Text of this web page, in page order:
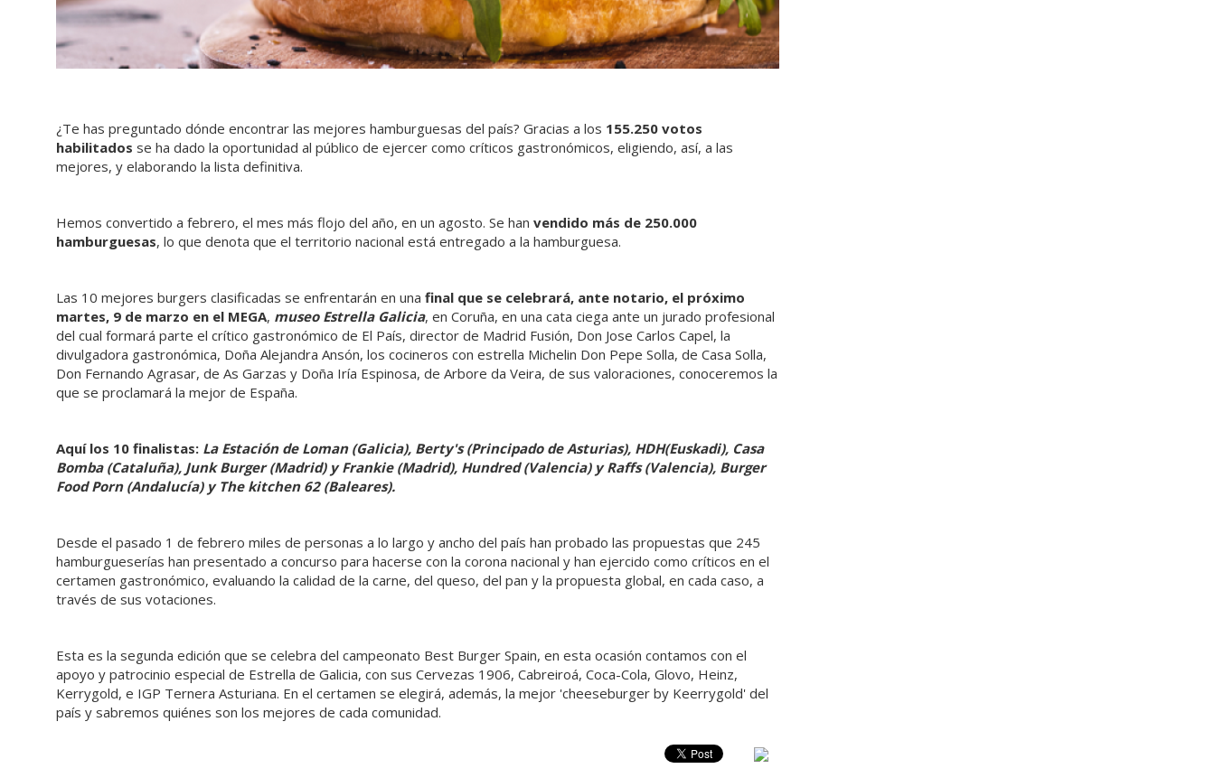
¿Te has preguntado dónde encontrar las mejores hamburguesas del país? Gracias a los 155.250 votos
habilitados se ha dado la oportunidad al público de ejercer como críticos gastronómicos, eligiendo, así, a las
mejores, y elaborando la lista definitiva.
Hemos convertido a febrero, el mes más flojo del año, en un agosto. Se han vendido más de 250.000
hamburguesas, lo que denota que el territorio nacional está entregado a la hamburguesa.
Las 10 mejores burgers clasificadas se enfrentarán en una final que se celebrará, ante notario, el próximo
martes, 9 de marzo en el MEGA, museo Estrella Galicia, en Coruña, en una cata ciega ante un jurado profesional
del cual formará parte el crítico gastronómico de El País, director de Madrid Fusión, Don Jose Carlos Capel, la
divulgadora gastronómica, Doña Alejandra Ansón, los cocineros con estrella Michelin Don Pepe Solla, de Casa Solla,
Don Fernando Agrasar, de As Garzas y Doña Iría Espinosa, de Arbore da Veira, de sus valoraciones, conoceremos la
que se proclamará la mejor de España.
Aquí los 10 finalistas: La Estación de Loman (Galicia), Berty's (Principado de Asturias), HDH(Euskadi), Casa
Bomba (Cataluña), Junk Burger (Madrid) y Frankie (Madrid), Hundred (Valencia) y Raffs (Valencia), Burger
Food Porn (Andalucía) y The kitchen 62 (Baleares).
Desde el pasado 1 de febrero miles de personas a lo largo y ancho del país han probado las propuestas que 245
hamburgueserías han presentado a concurso para hacerse con la corona nacional y han ejercido como críticos en el
certamen gastronómico, evaluando la calidad de la carne, del queso, del pan y la propuesta global, en cada caso, a
través de sus votaciones.
Esta es la segunda edición que se celebra del campeonato Best Burger Spain, en esta ocasión contamos con el
apoyo y patrocinio especial de Estrella de Galicia, con sus Cervezas 1906, Cabreiroá, Coca-Cola, Glovo, Heinz,
Kerrygold, e IGP Ternera Asturiana. En el certamen se elegirá, además, la mejor 'cheeseburger by Keerrygold' del
país y sabremos quiénes son los mejores de cada comunidad.